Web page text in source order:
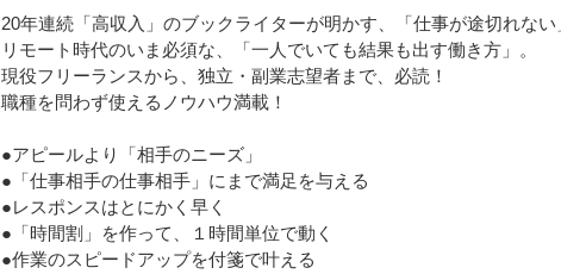
ー
ト
に
商
加
20年連続「高収入」のブックライターが明かす、「仕事が途切れない
リモート時代のいま必須な、「一人でいても結果も出す働き方」。
現役フリーランスから、独立・副業志望者まで、必読！
職種を問わず使えるノウハウ満載！
●アピールより「相手のニーズ」
●「仕事相手の仕事相手」にまで満足を与える
●レスポンスはとにかく早く
●「時間割」を作って、１時間単位で動く
●作業のスピードアップを付箋で叶える